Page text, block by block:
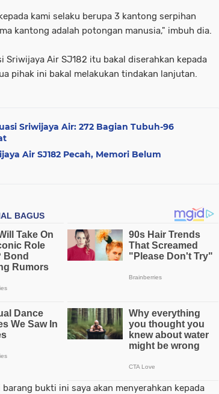
kami selaku berupa 3 kantong serpihan
kantong adalah potongan manusia," imbuh dia.
Sriwijaya Air SJ182 itu bakal diserahkan kepada
pihak ini bakal melakukan tindakan lanjutan.
Sriwijaya Air: 272 Bagian Tubuh-96
Air SJ182 Pecah, Memori Belum
bukti ini saya akan menyerahkan kepada